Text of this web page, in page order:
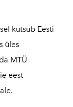
kutsub Eesti
üles
MTÜ
eest